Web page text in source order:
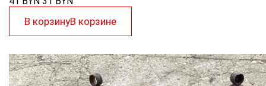
В корзинуВ корзине